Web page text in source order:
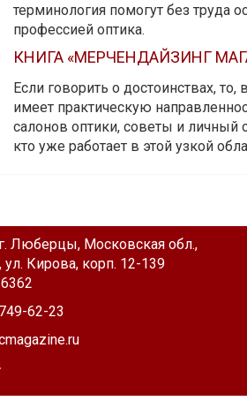
терминология помогут без труда
профессией оптика.
КНИГА «МЕРЧЕНДАЙЗИНГ
Если говорить о достоинствах,
имеет практическую
салонов оптики, советы и личный
кто уже работает в этой узкой
Люберцы, Московская обл.,
ул. Кирова, корп. 12-139
62-23